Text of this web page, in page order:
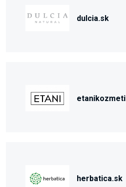
dulcia.sk
herbatica.sk